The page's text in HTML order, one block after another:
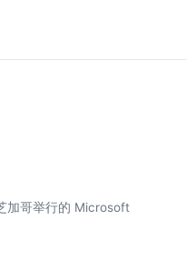
加哥举行的 Microsoft